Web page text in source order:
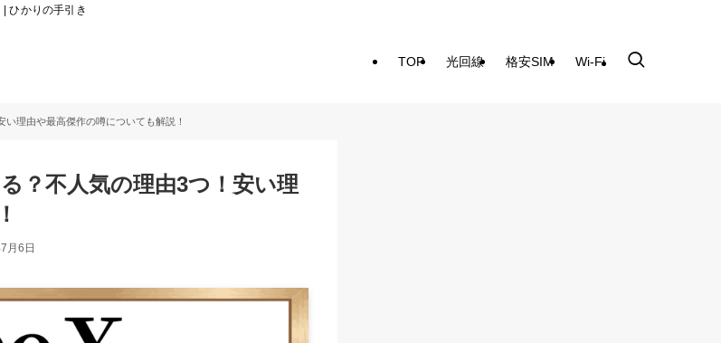
ひかりの手引き
TOP 光回線 格安SIM Wi-Fi
理由や最高傑作の噂についても解説！
？不人気の理由3つ！安い理
月6日